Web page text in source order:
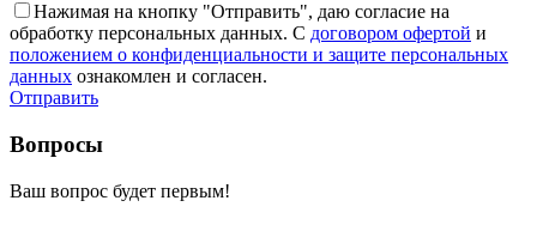
Нажимая на кнопку "Отправить", даю согласие на
обработку персональных данных. С договором офертой и
положением о конфиденциальности и защите персональных
данных ознакомлен и согласен.
Отправить
Вопросы
Ваш вопрос будет первым!